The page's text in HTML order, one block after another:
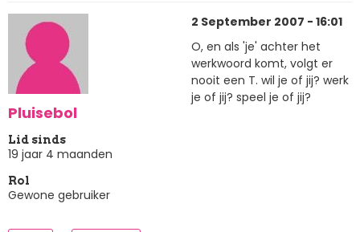
Pluisebol
Lid sinds
19 jaar 4 maanden
Rol
Gewone gebruiker
2 September 2007 - 16:01
O, en als 'je' achter het
werkwoord komt, volgt er
nooit een T. wil je of jij? werk
je of jij? speel je of jij?